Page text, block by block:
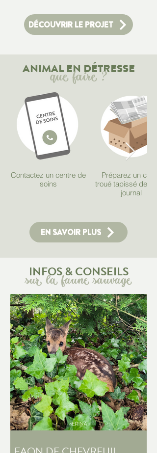
DÉCOUVRIR LE PROJET
ANIMAL EN DÉTRESSE
que faire ?
Contactez un centre de
soins
Préparez un
troué tapissé de
journal
EN SAVOIR PLUS
INFOS & CONSEILS
sur la faune sauvage